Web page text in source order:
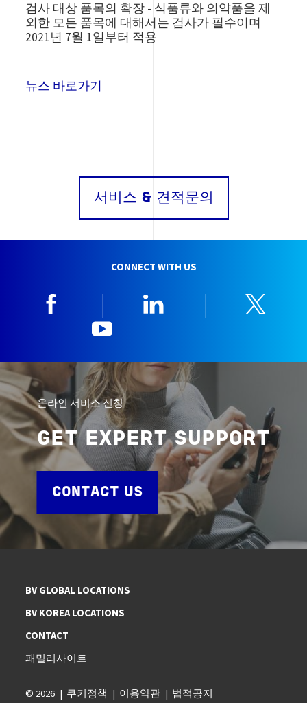
검사 대상 품목의 확장 - 식품류와 의약품을 제
외한 모든 품목에 대해서는 검사가 필수이며
2021년 7월 1일부터 적용
뉴스 바로가기
서비스 & 견적문의
CONNECT WITH US
온라인 서비스 신청
GET EXPERT SUPPORT
CONTACT US
BV GLOBAL LOCATIONS
BV KOREA LOCATIONS
CONTACT
패밀리사이트
© 2026 쿠키정책 이용약관
법적공지